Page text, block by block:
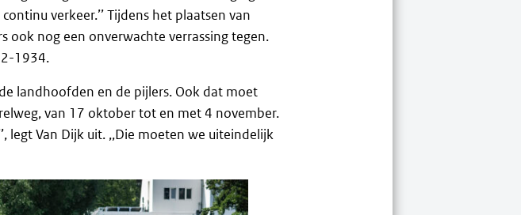
verkeer.’’ Tijdens het plaatsen van
ook nog een onverwachte verrassing tegen.
1934.
landhoofden en de pijlers. Ook dat moet
van 17 oktober tot en met 4 november.
legt Van Dijk uit. ,,Die moeten we uiteindelijk